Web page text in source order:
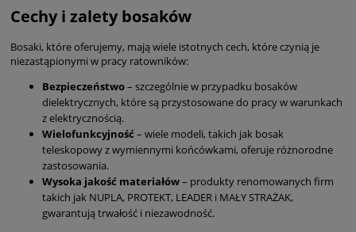
Cechy i zalety bosaków
Bosaki, które oferujemy, mają wiele istotnych cech, które czynią je
niezastąpionymi w pracy ratowników:
Bezpieczeństwo– szczególnie w przypadku bosaków
dielektrycznych, które są przystosowane do pracy w warunkach
z elektrycznością.
Wielofunkcyjność – wiele modeli, takich jak bosak
teleskopowy z wymiennymi końcówkami, oferuje różnorodne
zastosowania.
Wysoka jakość materiałów– produkty renomowanych firm
takich jak NUPLA, PROTEKT, LEADER i MAŁY STRAŻAK,
gwarantują trwałość i niezawodność.